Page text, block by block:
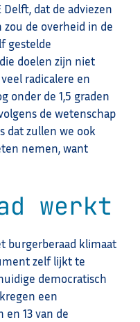
dat de adviezen
de overheid in de
gestelde
doelen zijn niet
radicalere en
onder de 1,5 graden
de wetenschap
dat zullen we ook
nemen, want
werkt
burgerberaad klimaat
zelf lijkt te
democratisch
een
13 van de